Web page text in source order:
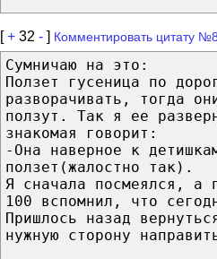
[+ 32 - ] Комментировать цитату
Сумничаю на это:
Ползет гусеница по
разворачивать, тогда
ползут. Так я ее
знакомая говорит:
-Она наверное к
ползет(жалостно так).
Я сначала посмеялся, а
100 вспомнил, что
Пришлось назад
нужную сторону